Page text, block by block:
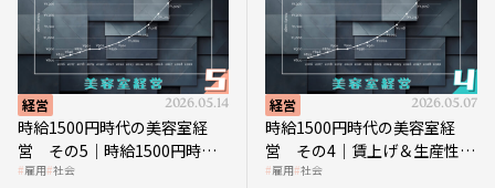
経営 2026.05.14
時給1500円時代の美容室経
営 その5｜時給1500円時代
の到来は美容業の収益構造を
雇用 社会
経営 2026.05.07
時給1500円時代の美容室経
営 その4｜賃上げ＆生産性向
上につなげる賢い助成金活用
雇用 社会